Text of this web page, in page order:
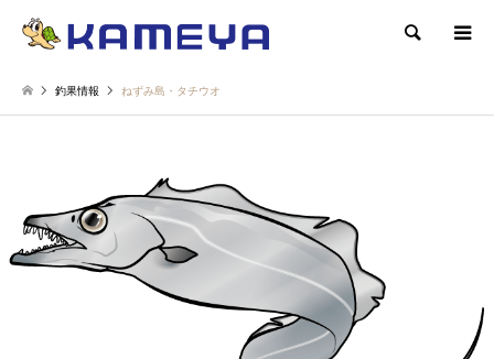
検索
釣果情報 ねずみ島・タチウオ